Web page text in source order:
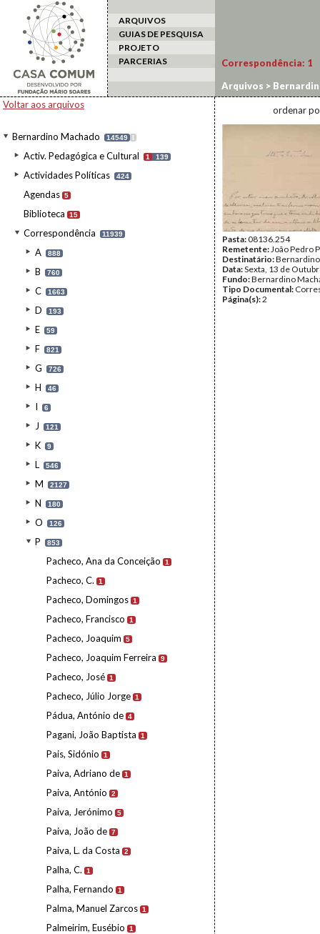
ARQUIVOS
GUIAS DE PESQUISA
PROJETO
PARCERIAS
Voltar aos arquivos
Bernardino Machado 14549 I
Activ. Pedagógica e Cultural 1 139
Actividades Políticas 424
Agendas 5
Biblioteca 15
Correspondência 11939
A 888
B 760
C 1663
D 193
E 59
F 821
G 726
H 46
I 6
J 121
K 9
L 546
M 2127
N 180
O 126
P 853
Pacheco, Ana da Conceição 1
Pacheco, C. 1
Pacheco, Domingos 1
Pacheco, Francisco 1
Pacheco, Joaquim 5
Pacheco, Joaquim Ferreira 9
Pacheco, José 1
Pacheco, Júlio Jorge 1
Pádua, António de 4
Pagani, João Baptista 1
Pais, Sidónio 1
Paiva, Adriano de 1
Paiva, António 2
Paiva, Jerónimo 5
Paiva, João de 7
Paiva, L. da Costa 2
Palha, C. 1
Palha, Fernando 1
Palma, Manuel Zarcos 1
Palmeirim, Eusébio 1
Correspondência: 1
Arquivos >
ordenar
Pasta:08136.254
Remetente:João Pedro
Destinatário:
Data:Sexta, 13 de
Fundo:Bernardino
Tipo Documental:
Página(s):2